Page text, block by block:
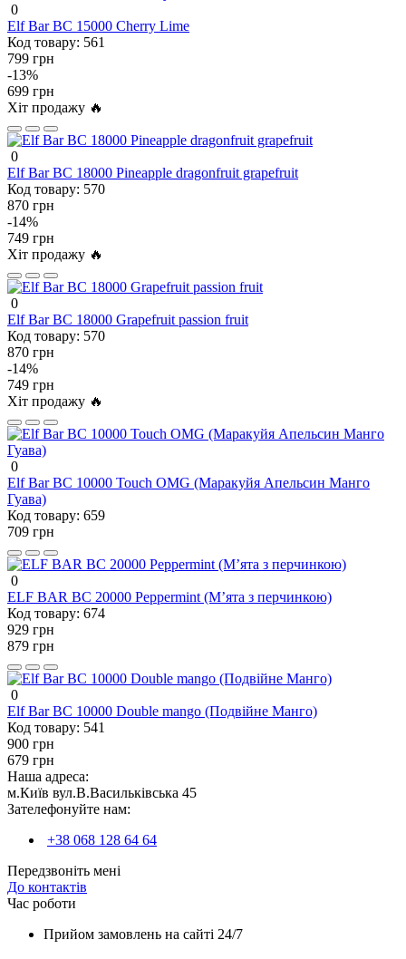
0
Elf Bar BC 15000 Cherry Lime
Код товару: 561
799 грн
-13%
699 грн
Хіт продажу 🔥
0
Elf Bar BC 18000 Pineapple dragonfruit grapefruit
Код товару: 570
870 грн
-14%
749 грн
Хіт продажу 🔥
0
Elf Bar BC 18000 Grapefruit passion fruit
Код товару: 570
870 грн
-14%
749 грн
Хіт продажу 🔥
0
Elf Bar BC 10000 Touch OMG (Маракуйя Апельсин Манго
Гуава)
Код товару: 659
709 грн
0
ELF BAR BC 20000 Peppermint (Мʼята з перчинкою)
Код товару: 674
929 грн
879 грн
0
Elf Bar BC 10000 Double mango (Подвійне Манго)
Код товару: 541
900 грн
679 грн
Наша адреса:
м.Київ вул.В.Васильківська 45
Зателефонуйте нам:
+38 068 128 64 64
Передзвоніть мені
До контактів
Час роботи
Прийом замовлень на сайті 24/7